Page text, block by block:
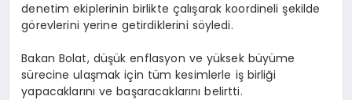
denetim ekiplerinin birlikte çalışarak koordineli şekilde
görevlerini yerine getirdiklerini söyledi.
Bakan Bolat, düşük enflasyon ve yüksek büyüme
sürecine ulaşmak için tüm kesimlerle iş birliği
yapacaklarını ve başaracaklarını belirtti.